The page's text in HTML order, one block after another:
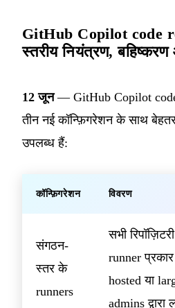
GitHub Copilot code
स्तरीय नियंत्रण,
12 जून— GitHub Copilot
तीन नई कॉन्फ़िगरेशन के साथ
उपलब्ध हैं:
कॉन्फ़िगरेशन विवरण
संगठन-
स्तर के
runners
सभी
runner
hosted या
admins